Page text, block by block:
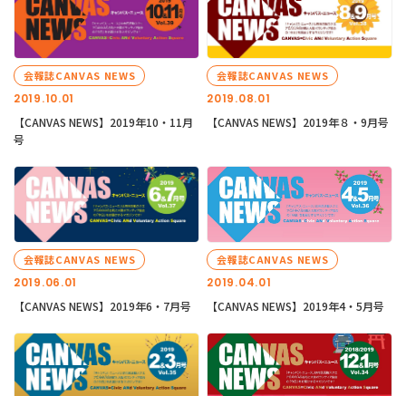
2019.10.01
会報誌CANVAS NEWS
【CANVAS NEWS】2019年10・11月
号
2019.08.01
会報誌CANVAS NEWS
【CANVAS NEWS】2019年８・9月号
2019.06.01
会報誌CANVAS NEWS
【CANVAS NEWS】2019年6・7月号
2019.04.01
会報誌CANVAS NEWS
【CANVAS NEWS】2019年4・5月号